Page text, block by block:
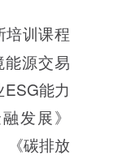
培训课程
源交易
能力
发展》
《碳排放